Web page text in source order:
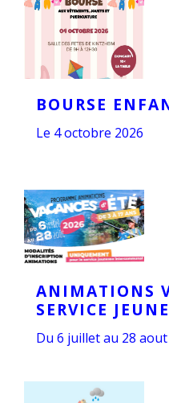
BOURSE
Le 4 octobre 2026
ANIMATIONS
SERVICE
Du 6 juillet au 28 aout